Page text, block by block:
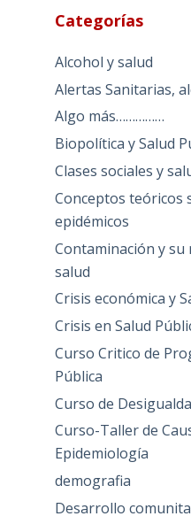
Categorías
Alcohol y salud
Alertas Sanitarias,
Algo más……………
Biopolítica y Salud
Clases sociales y
Conceptos teóricos
epidémicos
Contaminación y
salud
Crisis económica y
Crisis en Salud
Curso Critico de
Pública
Curso de
Curso-Taller de
Epidemiología
demografia
Desarrollo